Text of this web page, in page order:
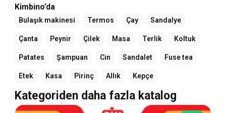
Kimbino’da
Bulaşık makinesi Termos Çay Sandalye
Çanta Peynir Çilek Masa Terlik Koltuk
Patates Şampuan Cin Sandalet Fuse tea
Etek Kasa Pirinç Allık Kepçe
Kategoriden daha fazla katalog